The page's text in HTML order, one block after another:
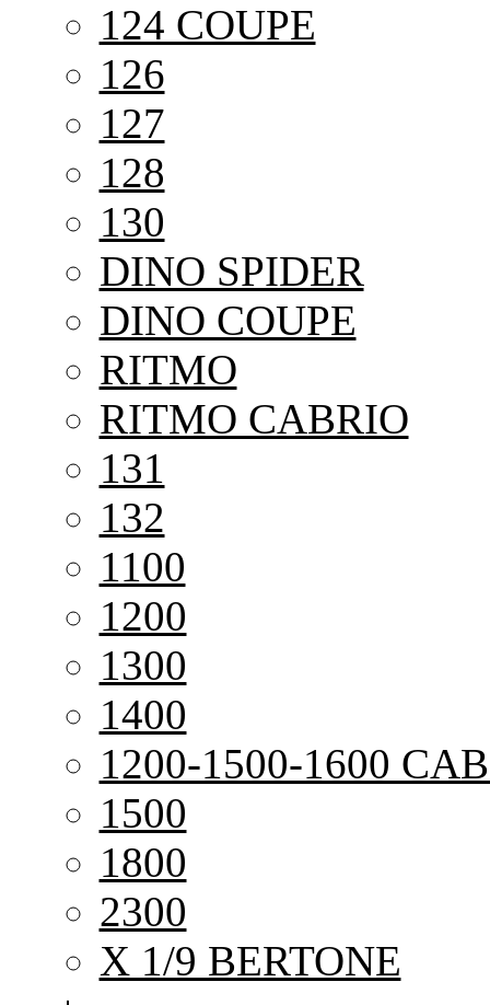
124 COUPE
126
127
128
130
DINO SPIDER
DINO COUPE
RITMO
RITMO CABRIO
131
132
1100
1200
1300
1400
1200-1500-1600
1500
1800
2300
X 1/9 BERTONE